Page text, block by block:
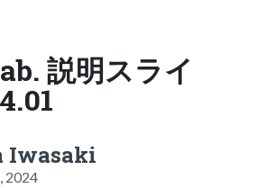
説明スライ
Iwasaki
2024